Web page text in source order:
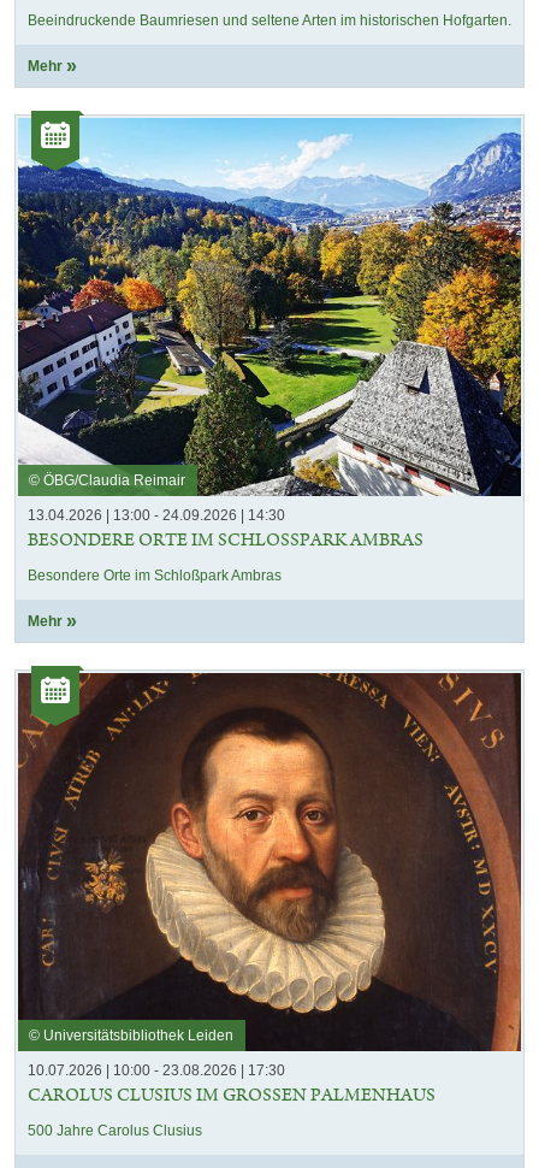
Beeindruckende Baumriesen und seltene Arten im historischen Hofgarten.
Mehr
Kategorie:
Veranstaltungen
© ÖBG/Claudia Reimair
13.04.2026 | 13:00 - 24.09.2026 | 14:30
BESONDERE ORTE IM SCHLOSSPARK AMBRAS
Besondere Orte im Schloßpark Ambras
Mehr
Kategorie:
Veranstaltungen
© Universitätsbibliothek Leiden
10.07.2026 | 10:00 - 23.08.2026 | 17:30
CAROLUS CLUSIUS IM GROSSEN PALMENHAUS
500 Jahre Carolus Clusius